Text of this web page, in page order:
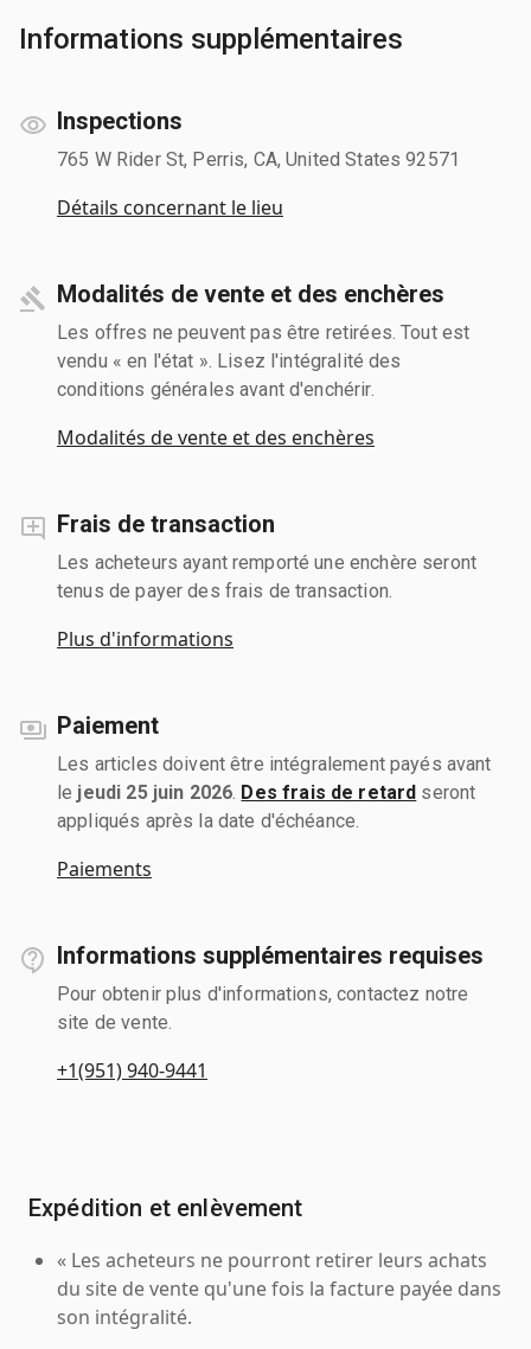
Informations supplémentaires
Inspections
765 W Rider St, Perris, CA, United States 92571
Détails concernant le lieu
Modalités de vente et des enchères
Les offres ne peuvent pas être retirées. Tout est
vendu « en l'état ». Lisez l'intégralité des
conditions générales avant d'enchérir.
Modalités de vente et des enchères
Frais de transaction
Les acheteurs ayant remporté une enchère seront
tenus de payer des frais de transaction.
Plus d'informations
Paiement
Les articles doivent être intégralement payés avant
le jeudi 25 juin 2026 Des frais de retard seront
appliqués après la date d'échéance.
Paiements
Informations supplémentaires requises
Pour obtenir plus d'informations, contactez notre
site de vente.
+1(951) 940-9441
Expédition et enlèvement
« Les acheteurs ne pourront retirer leurs achats
du site de vente qu'une fois la facture payée dans
son intégralité.